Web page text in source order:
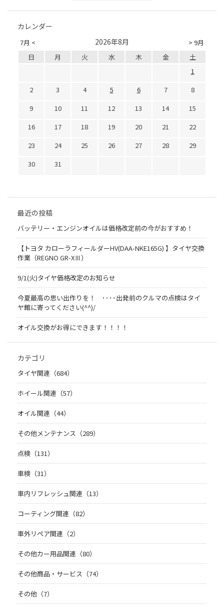
カレンダー
7月 < > 9月
2026年8月
日 月 火 水 木 金
土
1
2
3 4 5 6 7
8
9
10 11 12 13 14
15
16
17 18 19 20 21
22
23
24 25 26 27 28
29
30
31
最近の投稿
バッテリー・エンジンオイルは価格改定前の今がおすすめ！
【トヨタ カローラフィールダーHV(DAA-NKE165G) 】タイヤ交換
作業（REGNO GR-XⅢ）
9/1(火)タイヤ価格改定のお知らせ
今夏最高の思い出作りを！ ････出発前のクルマの点検はタイ
ヤ館に寄ってください(^^)/
オイル交換がお得にできます！！！！
カテゴリ
タイヤ関連（684）
ホイール関連（57）
オイル関連（44）
その他メンテナンス（289）
点検（131）
車検（31）
車内リフレッシュ関連（13）
コーティング関連（82）
車外リペア関連（2）
その他カー用品関連（80）
その他商品・サービス（74）
その他（7）